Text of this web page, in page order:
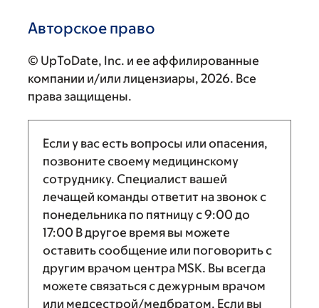
Авторское право
© UpToDate, Inc. и ее аффилированные
компании и/или лицензиары, 2026. Все
права защищены.
Если у вас есть вопросы или опасения,
позвоните своему медицинскому
сотруднику. Специалист вашей
лечащей команды ответит на звонок с
понедельника по пятницу с9:00 до
17:00 В другое время вы можете
оставить сообщение или поговорить с
другим врачом центра MSK. Вы всегда
можете связаться с дежурным врачом
или медсестрой/медбратом. Если вы